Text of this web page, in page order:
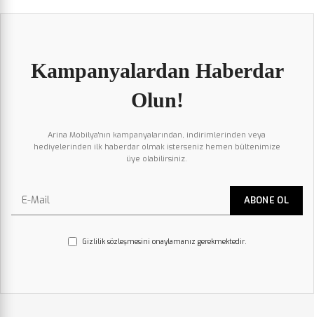
Kampanyalardan Haberdar
Olun!
Arina Mobilya'nın kampanyalarından, indirimlerinden veya
hediyelerinden ilk haberdar olmak isterseniz hemen bültenimize
üye olabilirsiniz.
Gizlilik sözleşmesini onaylamanız gerekmektedir.